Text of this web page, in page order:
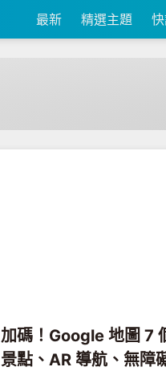
最新 精選主題
加碼！Google 地圖 7
景點、AR 導航、無障